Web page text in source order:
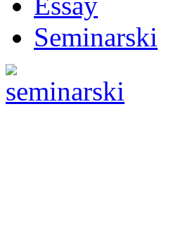
Seminarski